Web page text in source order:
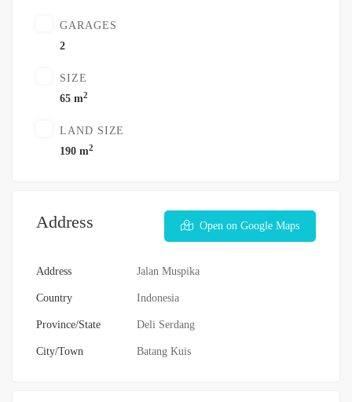
GARAGES
2
SIZE
65 m2
LAND SIZE
190 m2
Address Open on Google Maps
Address Jalan Muspika
Country Indonesia
Province/State Deli Serdang
City/Town Batang Kuis